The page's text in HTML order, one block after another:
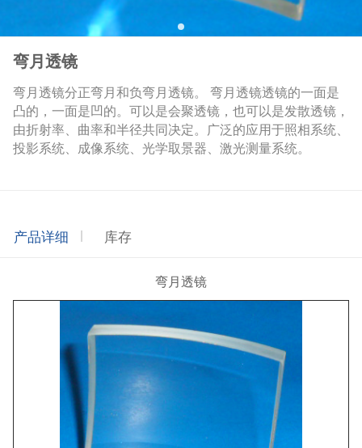
弯月透镜
弯月透镜分正弯月和负弯月透镜。 弯月透镜透镜的一面是
凸的，一面是凹的。可以是会聚透镜，也可以是发散透镜，
由折射率、曲率和半径共同决定。广泛的应用于照相系统、
投影系统、成像系统、光学取景器、激光测量系统。
产品详细 库存
弯月透镜